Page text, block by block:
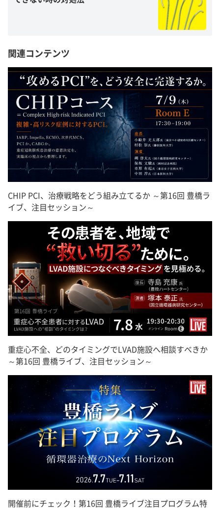
関連コンテンツ
CHIP PCI、治療戦略をどう組み立てるか ～第16回 豊橋ラ
イブ、注目セッション～
重症心不全、どのタイミングでLVAD施設へ相談すべきか
～第16回 豊橋ライブ、注目セッション～
開催前にチェック！第16回 豊橋ライブ注目プログラム特